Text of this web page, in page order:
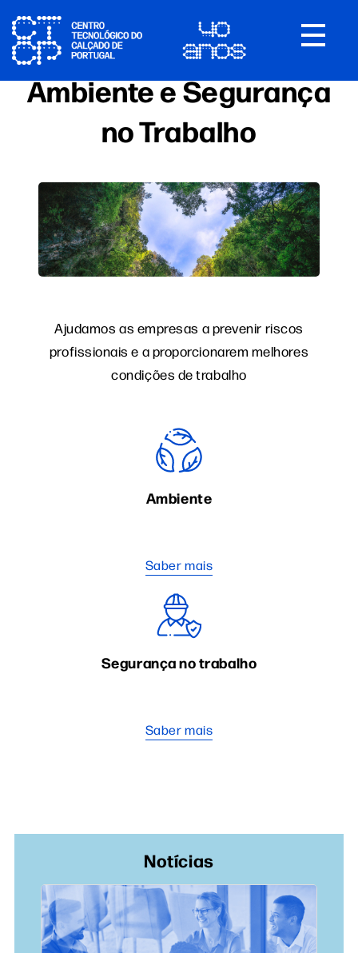
Toggle
Ambiente e Segurança
no Trabalho
Ajudamos as empresas a prevenir riscos
profissionais e a proporcionarem melhores
condições de trabalho
Ambiente
Saber mais
Segurança no trabalho
Saber mais
Notícias